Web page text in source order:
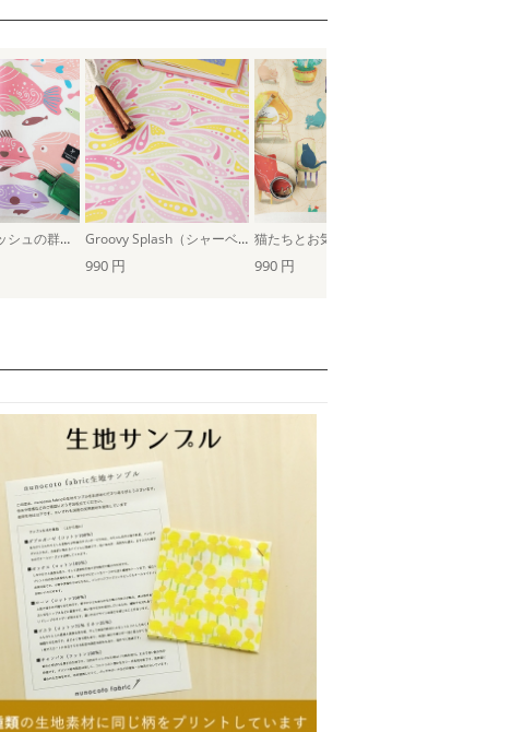
うずまきフィッシュの群れ（モーヴレッド） Groovy Splash（シャーベットグリーン＆ピンク） 猫たちとお気に入りの椅子
990 円 990 円